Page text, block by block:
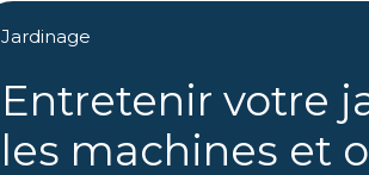
Jardinage
Entretenir votre
les machines et